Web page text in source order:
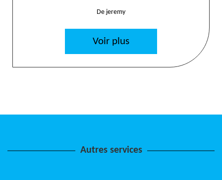
De jeremy
Voir plus
Autres services